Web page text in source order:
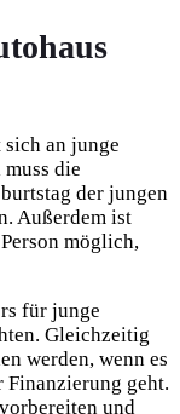
an junge
die
der jungen
Außerdem ist
möglich,
für junge
Gleichzeitig
werden, wenn es
Finanzierung geht.
und